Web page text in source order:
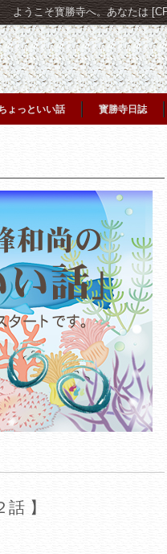
ようこそ寳勝寺へ。あなたは
ょっといい話 寳勝寺日誌
】